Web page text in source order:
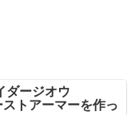
ダージオウ
トアーマーを作っ